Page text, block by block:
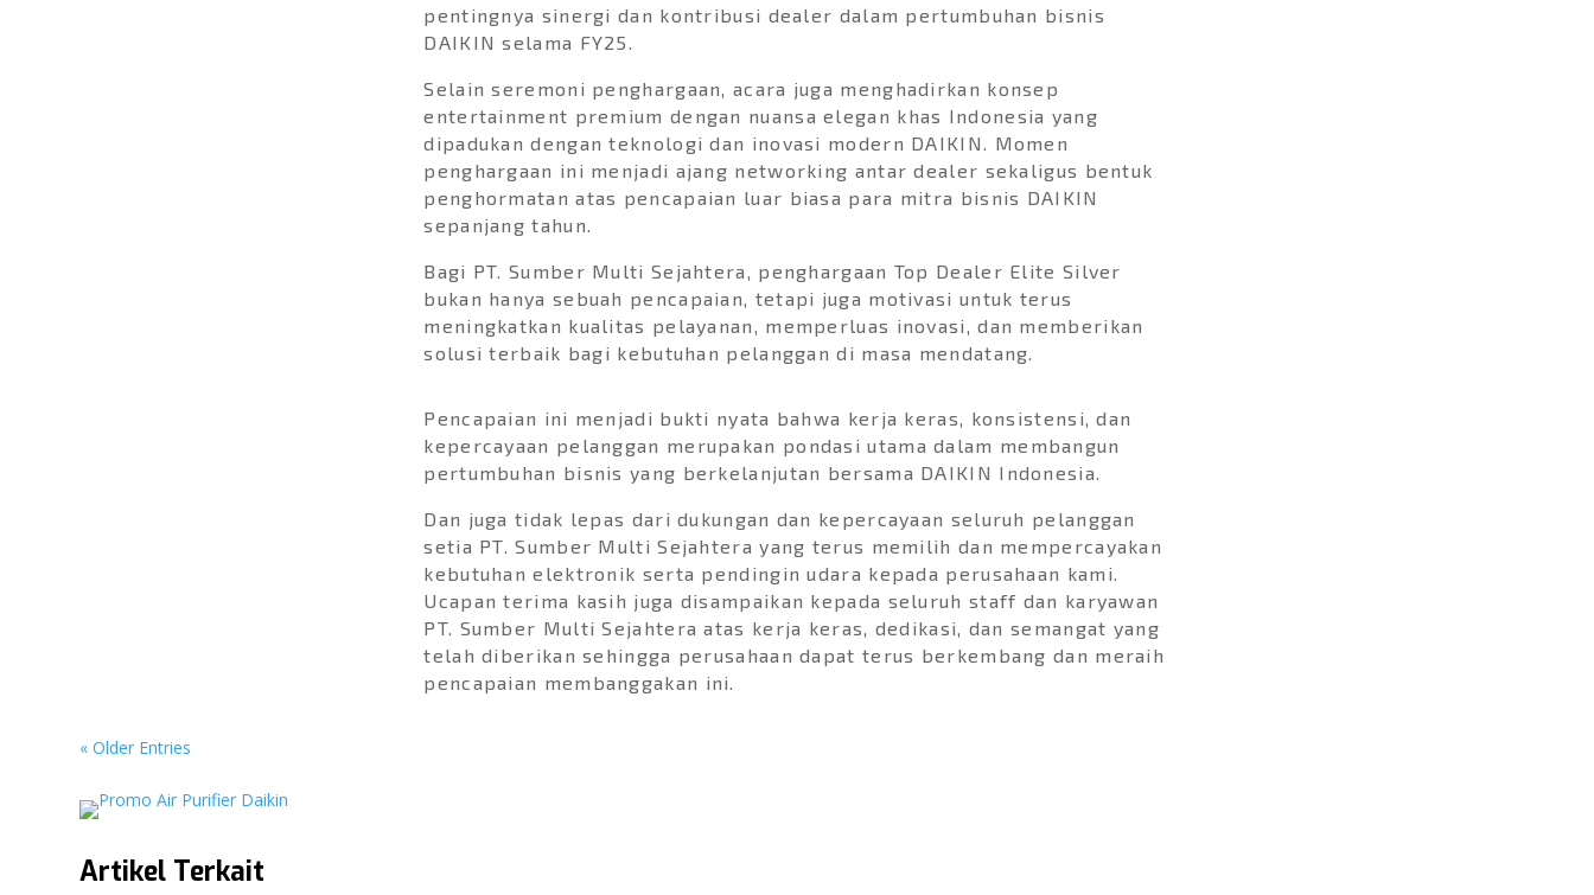
« Older Entries
Artikel Terkait
pentingnya sinergi dan kontribusi dealer dalam pertumbuhan bisnis
DAIKIN selama FY25.
Selain seremoni penghargaan, acara juga menghadirkan konsep
entertainment premium dengan nuansa elegan khas Indonesia yang
dipadukan dengan teknologi dan inovasi modern DAIKIN. Momen
penghargaan ini menjadi ajang networking antar dealer sekaligus bentuk
penghormatan atas pencapaian luar biasa para mitra bisnis DAIKIN
sepanjang tahun.
Bagi PT. Sumber Multi Sejahtera, penghargaan Top Dealer Elite Silver
bukan hanya sebuah pencapaian, tetapi juga motivasi untuk terus
meningkatkan kualitas pelayanan, memperluas inovasi, dan memberikan
solusi terbaik bagi kebutuhan pelanggan di masa mendatang.
Pencapaian ini menjadi bukti nyata bahwa kerja keras, konsistensi, dan
kepercayaan pelanggan merupakan pondasi utama dalam membangun
pertumbuhan bisnis yang berkelanjutan bersama DAIKIN Indonesia.
Dan juga tidak lepas dari dukungan dan kepercayaan seluruh pelanggan
setia PT. Sumber Multi Sejahtera yang terus memilih dan mempercayakan
kebutuhan elektronik serta pendingin udara kepada perusahaan kami.
Ucapan terima kasih juga disampaikan kepada seluruh staff dan karyawan
PT. Sumber Multi Sejahtera atas kerja keras, dedikasi, dan semangat yang
telah diberikan sehingga perusahaan dapat terus berkembang dan meraih
pencapaian membanggakan ini.